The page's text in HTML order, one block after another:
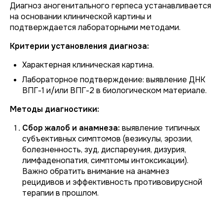
Диагноз аногенитального герпеса устанавливается
на основании клинической картины и
подтверждается лабораторными методами.
Критерии установления диагноза:
Характерная клиническая картина.
Лабораторное подтверждение: выявление ДНК
ВПГ-1 и/или ВПГ-2 в биологическом материале.
Методы диагностики:
Сбор жалоб и анамнеза: выявление типичных
субъективных симптомов (везикулы, эрозии,
болезненность, зуд, диспареуния, дизурия,
лимфаденопатия, симптомы интоксикации).
Важно обратить внимание на анамнез
рецидивов и эффективность противовирусной
терапии в прошлом.